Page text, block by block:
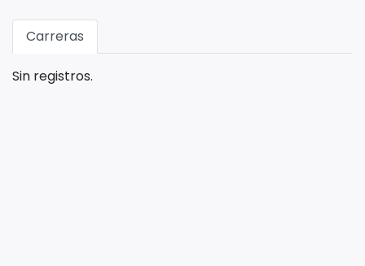
Carreras
Sin registros.